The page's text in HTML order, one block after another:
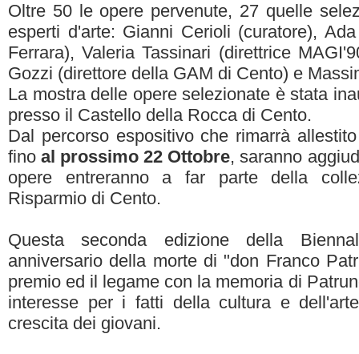
Oltre 50 le opere pervenute, 27 quelle
esperti d'arte: Gianni Cerioli (curatore),
Ferrara), Valeria Tassinari (direttrice
Gozzi (direttore della GAM di Cento) e
La mostra delle opere selezionate è stata
presso il Castello della Rocca di Cento.
Dal percorso espositivo che rimarrà
finoal prossimo 22 Ottobre, saranno
opere entreranno a far parte della
Risparmio di Cento.
Questa seconda edizione della
anniversario della morte di "don Franco
premio ed il legame con la memoria di
interesse per i fatti della cultura e
crescita dei giovani.